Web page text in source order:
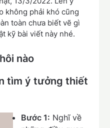
không phải khó cũng
toàn chưa biết vẽ gì
kỹ bài viết này nhé.
nào
tìm ý tưởng thiết
Bước 1: Nghĩ về